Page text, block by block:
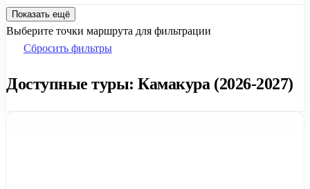
Показать ещё
Выберите точки маршрута для фильтрации
Сбросить фильтры
Доступные туры: Камакура (2026-2027)